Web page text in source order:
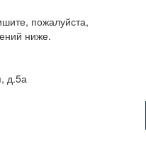
пожалуйста,
ниже.
д.5а